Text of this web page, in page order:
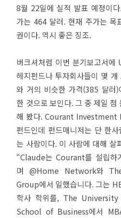
8월 22일에 실적 발표 예정이
가는 464 달러. 현재 주가는 목
권이다. 역시 좋은 징조.
버크셔처럼 이번 분기보고서에
헤지펀드나 투자회사들이 몇
와 거의 비슷한 가격(385 달러
한 것으로 보인다. 그 중 제일 첨
해 봤다. Courant Investment
펀드인데 펀드매니저는 단 한
는 사람이다. 이 사람에 대해 살
“Claude는 Courant를 설립하
며 @Home Network와
Group에서 일했습니다. 그는
학사 학위를, The
School of Business에서